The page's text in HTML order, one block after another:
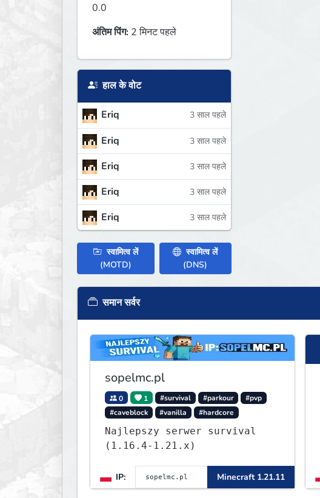
0.0
अंतिम पिंग: 2 मिनट पहले
हाल के वोट
Eriq 3 साल पहले
Eriq 3 साल पहले
Eriq 3 साल पहले
Eriq 3 साल पहले
Eriq 3 साल पहले
स्वामित्व लें
(MOTD)
स्वामित्व लें
(DNS)
समान सर्वर
sopelmc.pl
0 1 #survival #parkour
#pvp
#caveblock
#vanilla #hardcore
Najlepszy serwer survival
(1.16.4-1.21.x)
IP: Minecraft 1.21.11